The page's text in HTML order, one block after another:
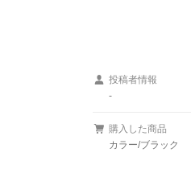
投稿者情報
-
購入した商品
カラー/ブラック